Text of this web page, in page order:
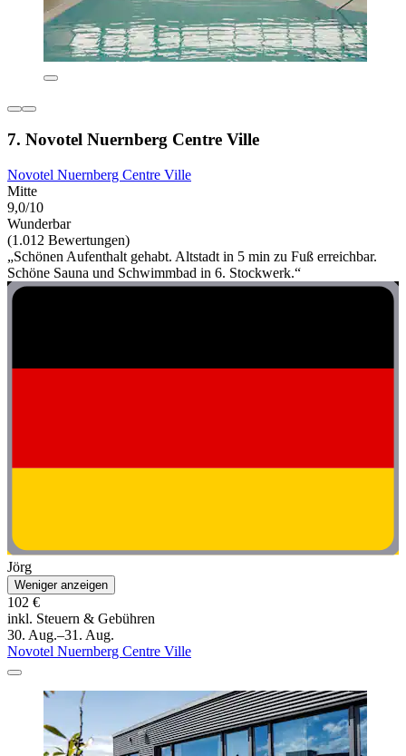
7. Novotel Nuernberg Centre Ville
Novotel Nuernberg Centre Ville
Mitte
9,0/10
Wunderbar
(1.012 Bewertungen)
„Schönen Aufenthalt gehabt. Altstadt in 5 min zu Fuß erreichbar.
Schöne Sauna und Schwimmbad in 6. Stockwerk.“
Jörg
Weniger anzeigen
102 €
inkl. Steuern & Gebühren
30. Aug.–31. Aug.
Novotel Nuernberg Centre Ville